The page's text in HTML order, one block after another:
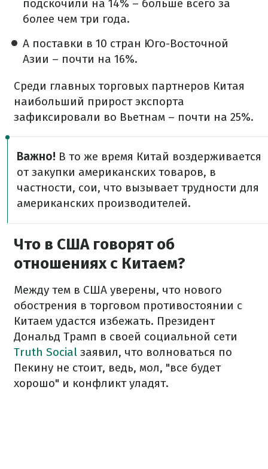
подскочили на 14% – больше всего за
более чем три года.
А поставки в 10 стран Юго-Восточной
Азии – почти на 16%.
Среди главных торговых партнеров Китая
наибольший прирост экспорта
зафиксировали во Вьетнам – почти на 25%.
Важно! В то же время Китай воздерживается
от закупки американских товаров, в
частности, сои, что вызывает трудности для
американских производителей.
Что в США говорят об
отношениях с Китаем?
Между тем в США уверены, что нового
обострения в торговом противостоянии с
Китаем удастся избежать. Президент
Дональд Трамп в своей социальной сети
Truth Social заявил, что волноваться по
Пекину не стоит, ведь, мол, "все будет
хорошо" и конфликт уладят.